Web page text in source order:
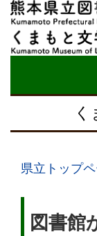
県立トップ
図書館